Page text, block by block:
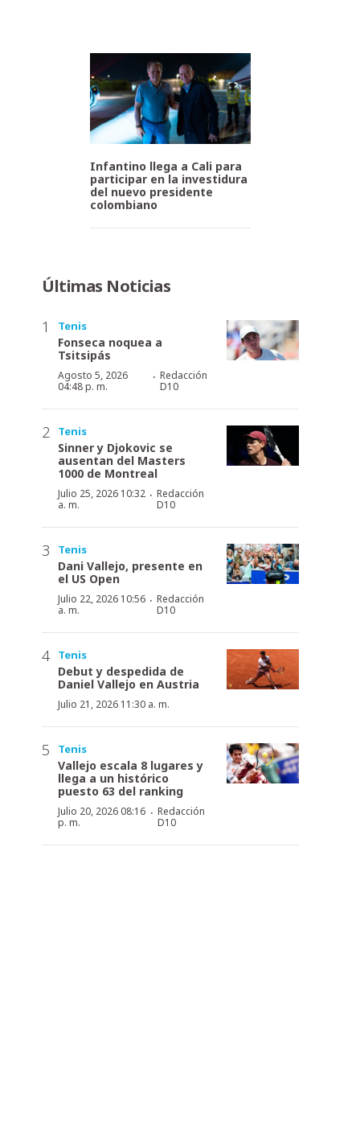
Infantino llega a Cali para
participar en la investidura
del nuevo presidente
colombiano
Últimas Noticias
Tenis
Fonseca noquea a
Tsitsipás
Agosto 5, 2026
04:48 p. m.
· Redacción
D10
Tenis
Sinner y Djokovic se
ausentan del Masters
1000 de Montreal
Julio 25, 2026 10:32
a. m.
·Redacción
D10
Tenis
Dani Vallejo, presente en
el US Open
Julio 22, 2026 10:56
a. m.
·Redacción
D10
Tenis
Debut y despedida de
Daniel Vallejo en Austria
Julio 21, 2026 11:30 a. m.
Tenis
Vallejo escala 8 lugares y
llega a un histórico
puesto 63 del ranking
Julio 20, 2026 08:16
p. m.
· Redacción
D10